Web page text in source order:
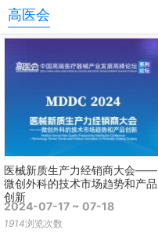
高医会
医械新质生产力经销商大会——
微创外科的技术市场趋势和产品
创新
2024-07-17 ~ 07-18
1914浏览次数